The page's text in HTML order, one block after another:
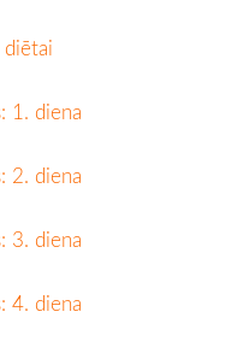
diētai
1. diena
2. diena
3. diena
4. diena